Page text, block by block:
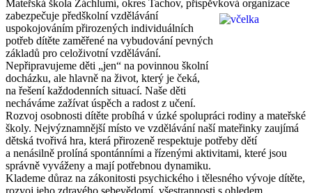
Mateřská škola Záchlumí, okres Tachov, příspěvková organizace
zabezpečuje předškolnívzdělávání
uspokojováním přirozených individuálních
potřeb dítěte zaměřené na vybudování pevných
základů pro celoživotní vzdělávání.
Nepřipravujeme děti „jen“ na povinnou školní
docházku, ale hlavně na život, který je čeká,
na řešení každodenních situací. Naše děti
necháváme zažívat úspěch a radost z učení.
Rozvoj osobnosti dítěte probíhá v úzké spolupráci rodiny a mateřské
školy. Nejvýznamnější místo ve vzdělávání naší mateřinky zaujímá
dětská tvořivá hra, která přirozeně respektuje potřeby dětí
a nenásilně prolíná spontánními a řízenými aktivitami, které jsou
správně vyváženy a mají potřebnou dynamiku.
Klademe důraz na zákonitosti psychického i tělesného vývoje dítěte,